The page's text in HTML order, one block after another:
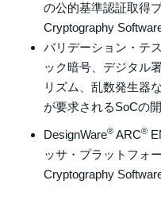
の公的基準認証取得
Cryptography
バリデーション・テ
ック暗号、デジタル
リズム、乱数発生器
が要求されるSoCの
DesignWare® ARC®
ッサ・プラットフォ
Cryptography